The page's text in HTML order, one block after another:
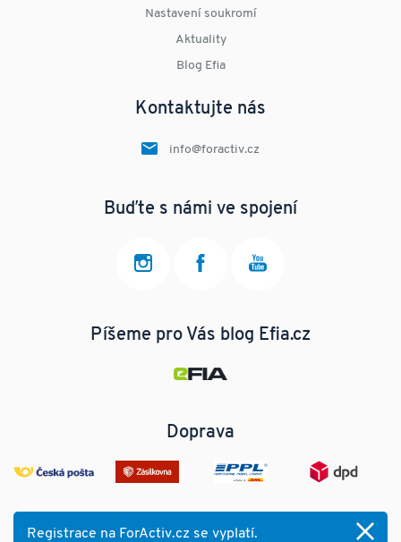
Nastavení soukromí
Aktuality
Blog Efia
Kontaktujte nás
info@foractiv.cz
Buďte s námi ve spojení
Píšeme pro Vás blog Efia.cz
Doprava
Registrace na ForActiv.cz se vyplatí.